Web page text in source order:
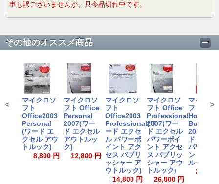
申し訳ございませんが、只今品切れ中です。
その他のオススメ商品
マイクロソ
フト
Office2003
Personal
(ワード エ
クセル アウ
トルック)
8,800 円
マイクロソ
フト Office
Personal
2007(ワー
ド エクセル
アウトルッ
ク)
12,800 円
マイクロソ
フト
Office2003
Professional(ワ
ード エクセ
ル パワーポ
イント アク
セス パブリ
ッシャー ア
ウトルック)
14,800 円
マイクロソ
フト Office
Professional
2007(ワー
ド エクセル
パワーポイ
ント アクセ
ス パブリッ
シャー アウ
トルック)
26,800 円
マイクロ
フト
Home
Business
2013(ワ
ド エク
パワーポ
ント アウ
ルック)
22,800
< >